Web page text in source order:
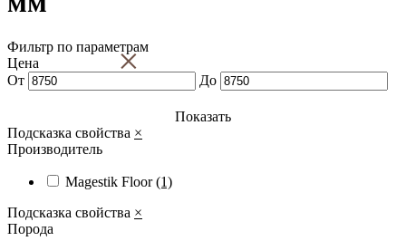
Фильтр по параметрам
×
Цена
От
До
Показать
Подсказка свойства ×
Производитель
Magestik Floor(1)
Подсказка свойства ×
Порода